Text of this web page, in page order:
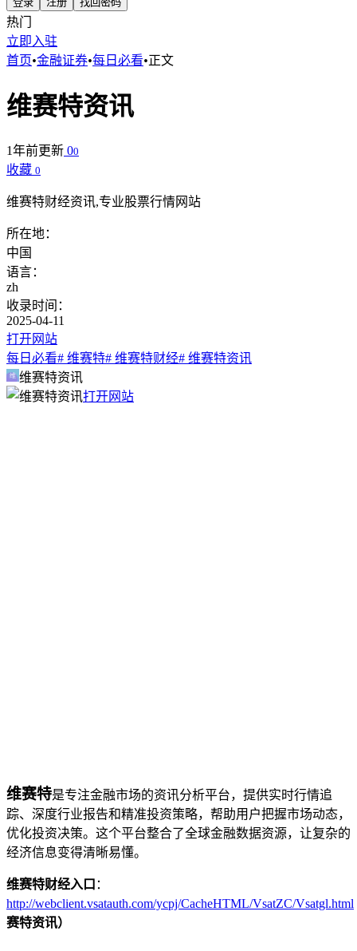
热门
立即入驻
首页•金融证券•每日必看•正文
维赛特资讯
1年前更新 00
收藏 0
维赛特财经资讯,专业股票行情网站
所在地：
中国
语言：
zh
收录时间：
2025-04-11
打开网站
每日必看# 维赛特# 维赛特财经# 维赛特资讯
维赛特资讯
打开网站
维赛特是专注金融市场的资讯分析平台，提供实时行情追
踪、深度行业报告和精准投资策略，帮助用户把握市场动态，
优化投资决策。这个平台整合了全球金融数据资源，让复杂的
经济信息变得清晰易懂。
维赛特财经入口 ：
http://webclient.vsatauth.com/ycpj/CacheHTML/VsatZC/Vsatgl.html
赛特资讯）